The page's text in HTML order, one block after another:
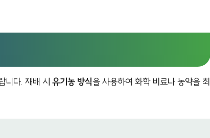
니다. 재배 시 유기농 방식을 사용하여 화학 비료나 농약을 최